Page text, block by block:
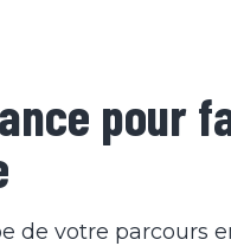
pour
de votre parcours